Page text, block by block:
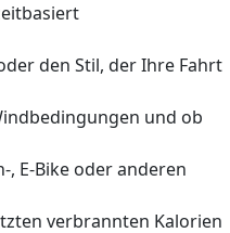
den Stil, der Ihre Fahrt
und ob
, E-Bike oder anderen
verbrannten Kalorien